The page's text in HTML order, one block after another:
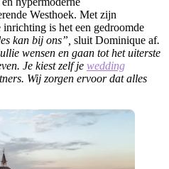
Westhoek. Met zijn
is het een gedroomde
kan bij ons”, sluit Dominique af.
wensen en gaan tot het uiterste
Je kiest zelf je wedding
Wij zorgen ervoor dat alles